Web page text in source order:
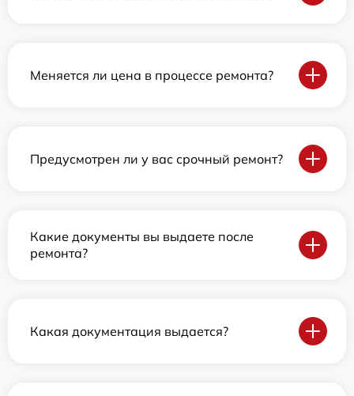
Меняется ли цена в процессе ремонта?
Предусмотрен ли у вас срочный ремонт?
Какие документы вы выдаете после
ремонта?
Какая документация выдается?